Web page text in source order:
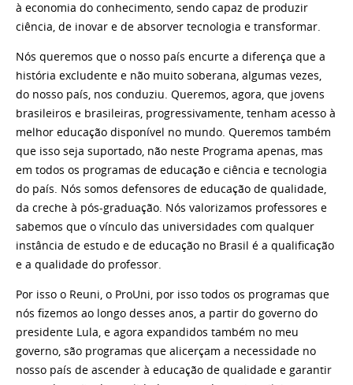
à economia do conhecimento, sendo capaz de produzir
ciência, de inovar e de absorver tecnologia e transformar.
Nós queremos que o nosso país encurte a diferença que a
história excludente e não muito soberana, algumas vezes,
do nosso país, nos conduziu. Queremos, agora, que jovens
brasileiros e brasileiras, progressivamente, tenham acesso à
melhor educação disponível no mundo. Queremos também
que isso seja suportado, não neste Programa apenas, mas
em todos os programas de educação e ciência e tecnologia
do país. Nós somos defensores de educação de qualidade,
da creche à pós-graduação. Nós valorizamos professores e
sabemos que o vínculo das universidades com qualquer
instância de estudo e de educação no Brasil é a qualificação
e a qualidade do professor.
Por isso o Reuni, o ProUni, por isso todos os programas que
nós fizemos ao longo desses anos, a partir do governo do
presidente Lula, e agora expandidos também no meu
governo, são programas que alicerçam a necessidade no
nosso país de ascender à educação de qualidade e garantir